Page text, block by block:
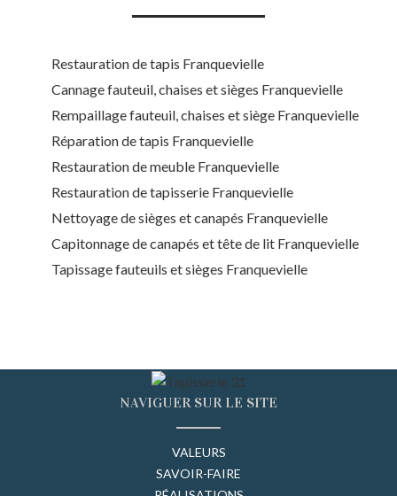
Restauration de tapis Franquevielle
Cannage fauteuil, chaises et sièges Franquevielle
Rempaillage fauteuil, chaises et siège Franquevielle
Réparation de tapis Franquevielle
Restauration de meuble Franquevielle
Restauration de tapisserie Franquevielle
Nettoyage de sièges et canapés Franquevielle
Capitonnage de canapés et tête de lit Franquevielle
Tapissage fauteuils et sièges Franquevielle
NAVIGUER SUR LE SITE
VALEURS
SAVOIR-FAIRE